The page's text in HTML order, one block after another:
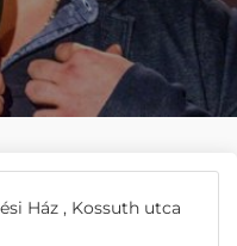
Ház , Kossuth utca